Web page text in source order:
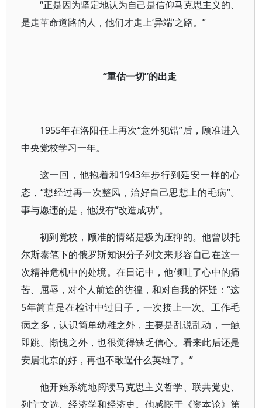
“正是因为坚定地认为自己是信仰马克思主义的、
是走革命道路的人，他们才走上‘异端’之路。”
“重估一切”的出走
1955年在洛阳任上再次“意外犯错”后，顾准进入
中央党校学习一年。
这一回，他抱着和1943年步行到延安一样的心
态，“想经过再一次整风，治好自己思想上的毛病”。
事与愿违的是，他没有“改造成功”。
初到党校，顾准的情绪是极为压抑的。他曾以托
尔斯泰笔下的俄罗斯知识分子列文来形容自己在这一
次精神危机中的处境。在日记中，他倾吐了心中的痛
苦、屈辱，对个人前途的彷徨，和对自我的怀疑：“这
5年简直是在检讨中过日子，一次接上一次。工作毛
病之多，认识简单幼稚之外，主要是乱说乱动，一触
即跳。惭愧之外，也很觉得缺乏信心。看来此后还是
安居北京的好，再也不敢逞什么英雄了。”
他开始系统地阅读马克思主义哲学、联共党史、
列宁文选、经济学和经济史。他感慨于《资本论》第